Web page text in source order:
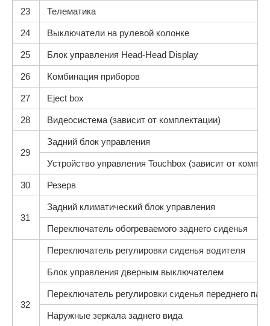
23 Телематика
24 Выключатели на рулевой колонке
25 Блок управления Head-Head Display
26 Комбинация приборов
27 Eject box
28 Видеосистема (зависит от комплектации)
29
Задний блок управления
Устройство управления Touchbox (зависит от
30 Резерв
31
Задний климатический блок управления
Переключатель обогреваемого заднего сиденья
32
Переключатель регулировки сиденья водителя
Блок управления дверным выключателем
Переключатель регулировки сиденья переднего
Наружные зеркала заднего вида